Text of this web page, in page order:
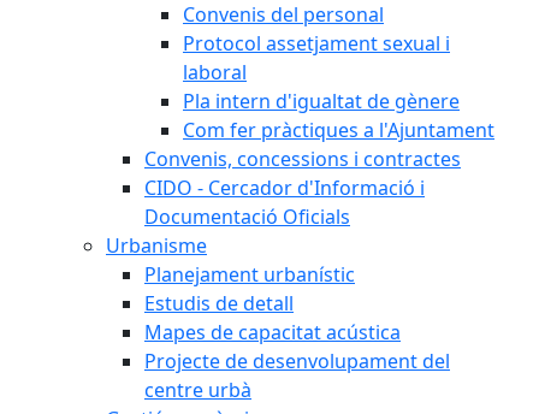
Convenis del personal
Protocol assetjament sexual i
laboral
Pla intern d'igualtat de gènere
Com fer pràctiques a l'Ajuntament
Convenis, concessions i contractes
CIDO - Cercador d'Informació i
Documentació Oficials
Urbanisme
Planejament urbanístic
Estudis de detall
Mapes de capacitat acústica
Projecte de desenvolupament del
centre urbà